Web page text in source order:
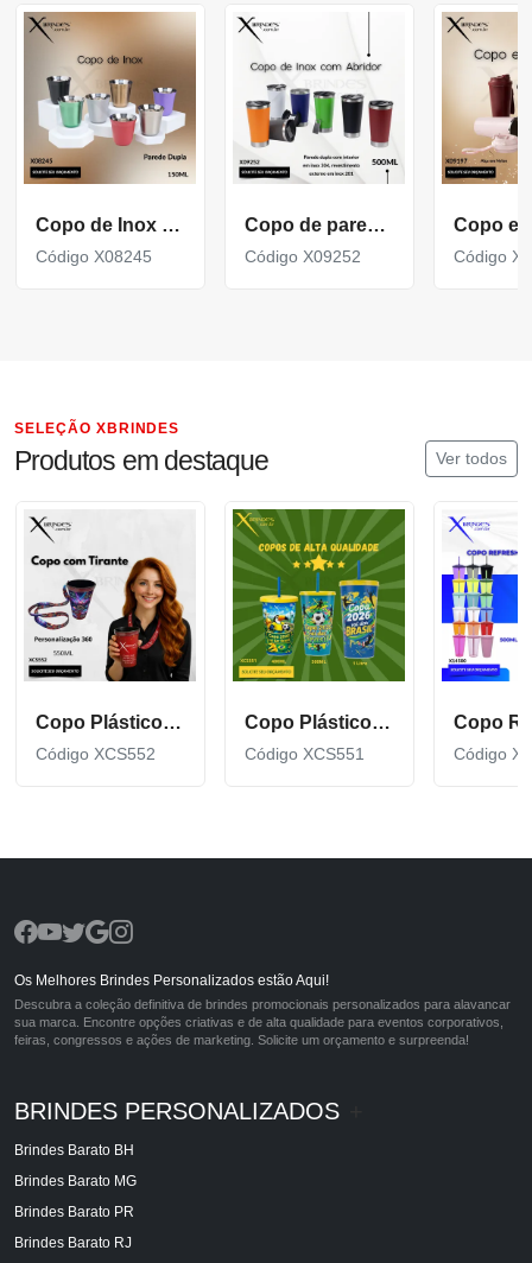
Copo de Inox com Parede Dupla capacidade de 150ml X08245
Código X08245
Copo de parede dupla com interior em inox 304 X09252
Código X09252 Código
SELEÇÃO XBRINDES
Produtos em destaque Ver todos
Copo Plástico de 550 ML com Tirante Personalizado XCS552
Código XCS552
Copo Plástico personalizado In Mold Label 360 XCS551
Código XCS551 Código
Os Melhores Brindes Personalizados estão Aqui!
Descubra a coleção definitiva de brindes promocionais personalizados para alavancar
sua marca. Encontre opções criativas e de alta qualidade para eventos corporativos,
feiras, congressos e ações de marketing. Solicite um orçamento e surpreenda!
BRINDES PERSONALIZADOS
Brindes Barato BH
Brindes Barato MG
Brindes Barato PR
Brindes Barato RJ